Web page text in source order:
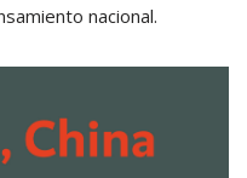
nacional.